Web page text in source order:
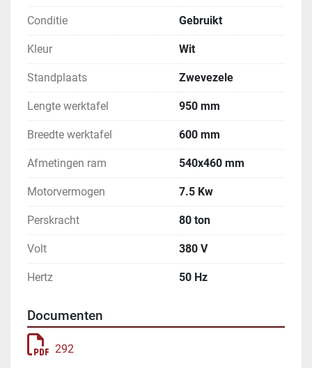
Conditie Gebruikt
Kleur Wit
Standplaats Zwevezele
Lengte werktafel 950 mm
Breedte werktafel 600 mm
Afmetingen ram 540x460 mm
Motorvermogen 7.5 Kw
Perskracht 80 ton
Volt 380 V
Hertz 50 Hz
Documenten
292